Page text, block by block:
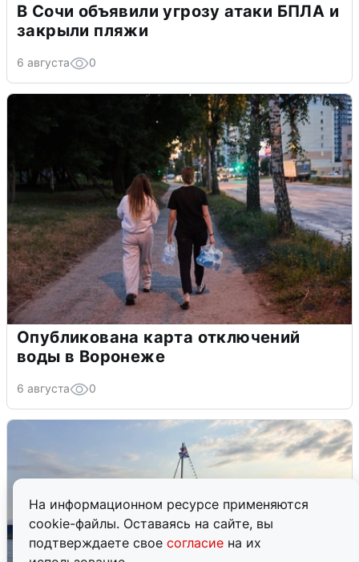
На информационном ресурсе применяются
cookie-файлы. Оставаясь на сайте, вы
подтверждаете свое согласие на их
В Сочи объявили угрозу атаки БПЛА и
закрыли пляжи
6 августа 0
Опубликована карта отключений
воды в Воронеже
6 августа 0